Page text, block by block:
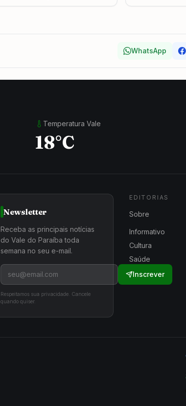
WhatsApp
Temperatura Vale
18°C
Newsletter
Receba as principais notícias
do Vale do Paraíba toda
semana no seu e-mail.
Inscrever
Respeitamos sua privacidade. Cancele
quando quiser.
EDITORIAS
Sobre
Informativo
Cultura
Saúde